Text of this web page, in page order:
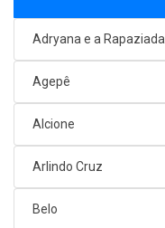
Adryana e a Rapaziada
Agepê
Alcione
Arlindo Cruz
Belo